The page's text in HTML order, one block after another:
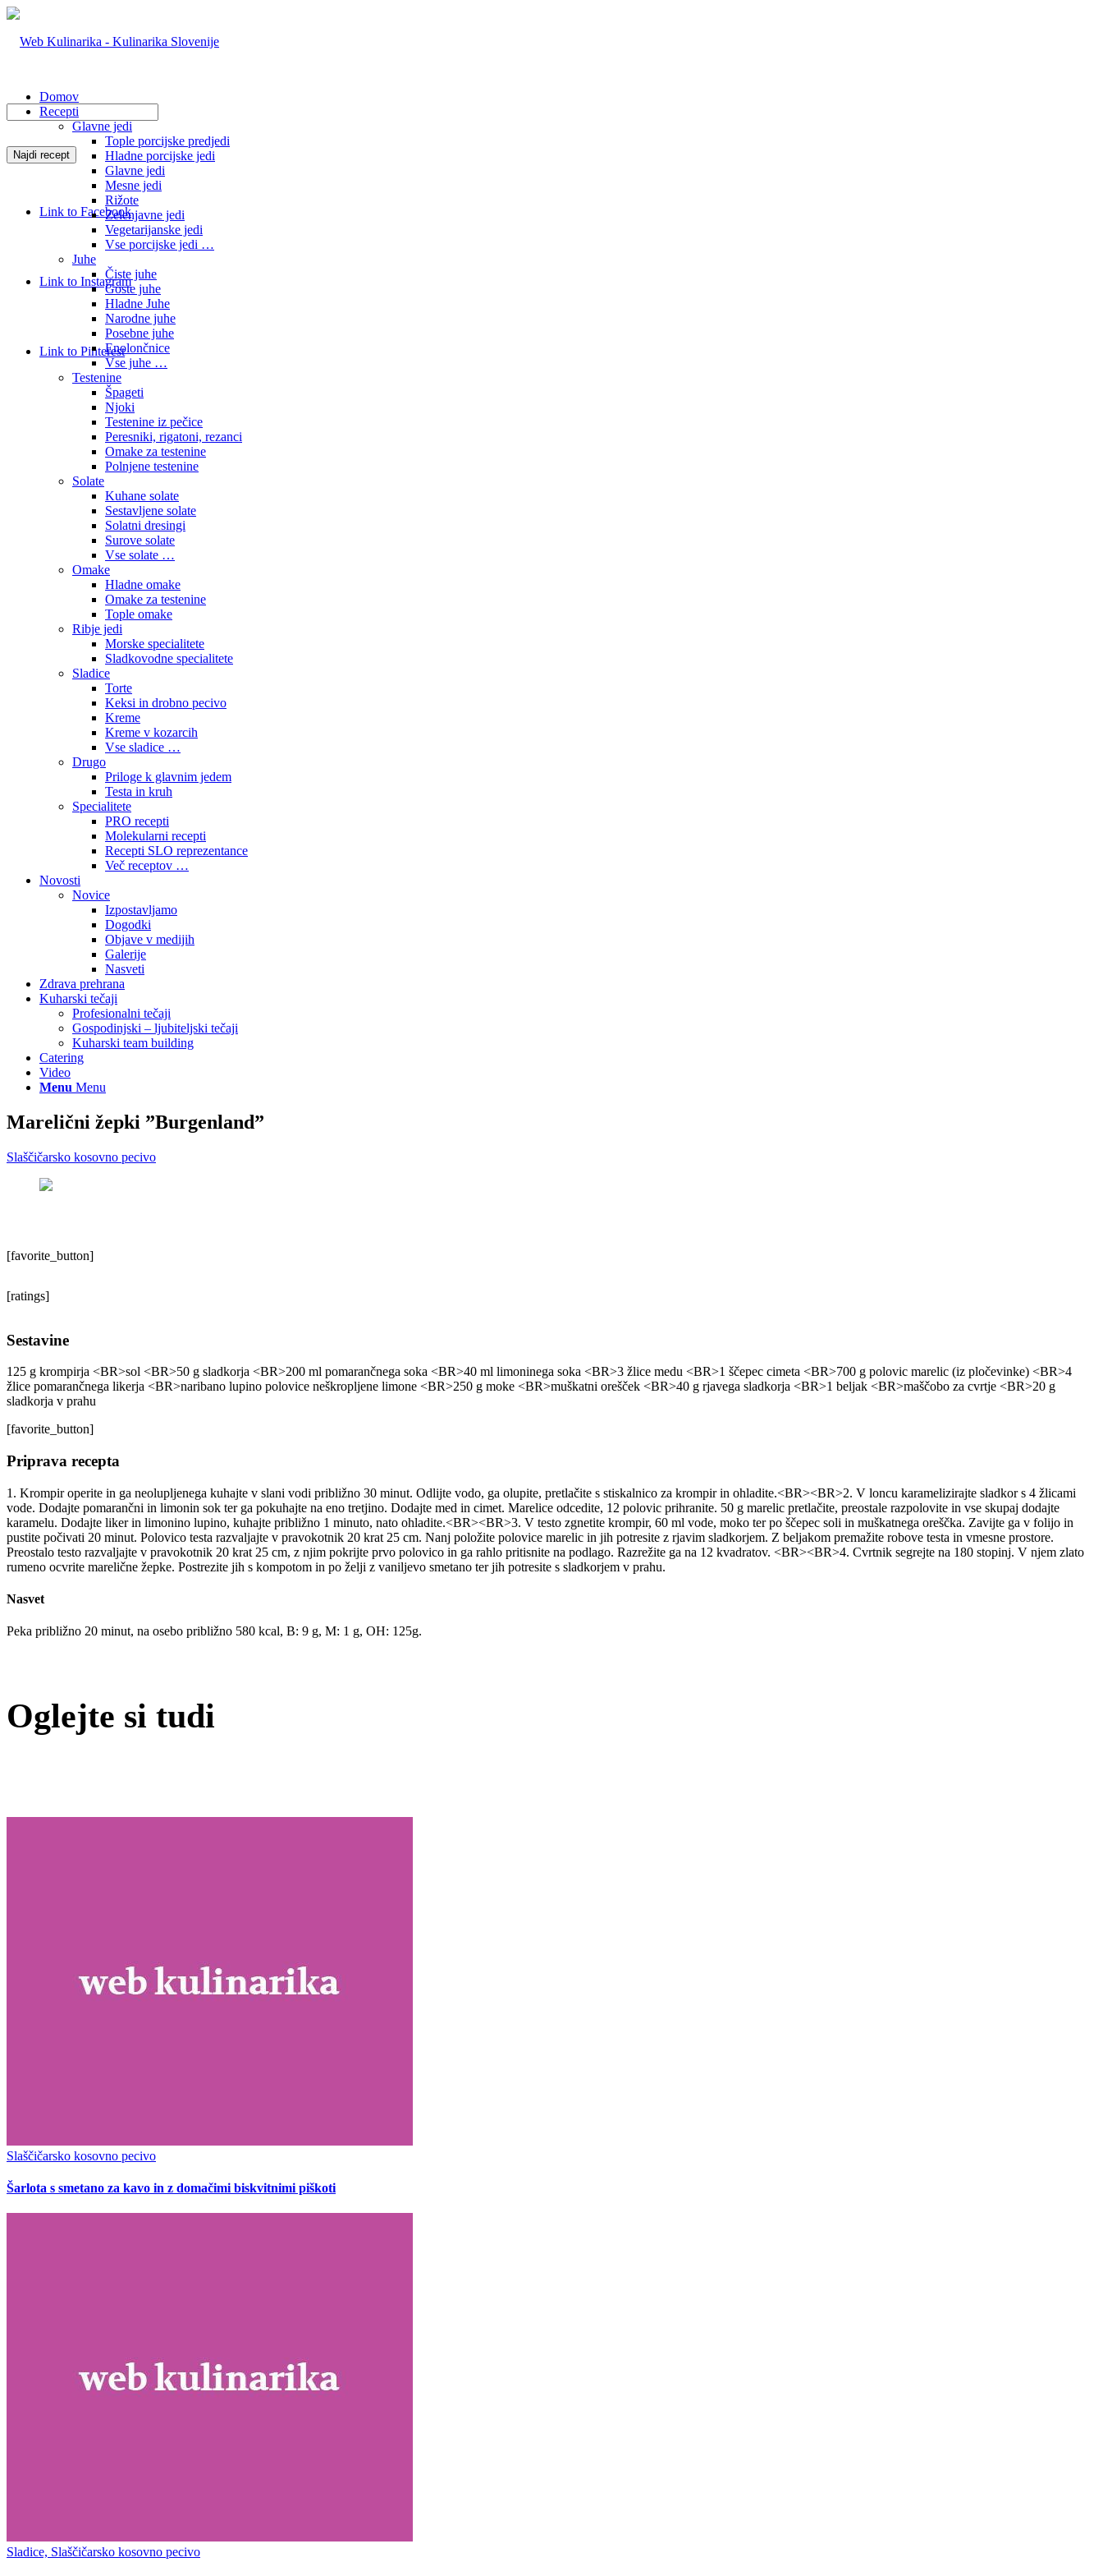
Link to Facebook
Link to Instagram
Link to Pinterest
Domov
Recepti
Glavne jedi
Tople porcijske predjedi
Hladne porcijske jedi
Glavne jedi
Mesne jedi
Rižote
Zelenjavne jedi
Vegetarijanske jedi
Vse porcijske jedi …
Juhe
Čiste juhe
Goste juhe
Hladne Juhe
Narodne juhe
Posebne juhe
Enolončnice
Vse juhe …
Testenine
Špageti
Njoki
Testenine iz pečice
Peresniki, rigatoni, rezanci
Omake za testenine
Polnjene testenine
Solate
Kuhane solate
Sestavljene solate
Solatni dresingi
Surove solate
Vse solate …
Omake
Hladne omake
Omake za testenine
Tople omake
Ribje jedi
Morske specialitete
Sladkovodne specialitete
Sladice
Torte
Keksi in drobno pecivo
Kreme
Kreme v kozarcih
Vse sladice …
Drugo
Priloge k glavnim jedem
Testa in kruh
Specialitete
PRO recepti
Molekularni recepti
Recepti SLO reprezentance
Več receptov …
Novosti
Novice
Izpostavljamo
Dogodki
Objave v medijih
Galerije
Nasveti
Zdrava prehrana
Kuharski tečaji
Profesionalni tečaji
Gospodinjski – ljubiteljski tečaji
Kuharski team building
Catering
Video
Menu Menu
Marelični žepki ”Burgenland”
Slaščičarsko kosovno pecivo
[favorite_button]
[ratings]
Sestavine
125 g krompirja <BR>sol <BR>50 g sladkorja <BR>200 ml pomarančnega soka <BR>40 ml limoninega soka <BR>3 žlice medu <BR>1 ščepec cimeta <BR>700 g polovic marelic (iz pločevinke) <BR>4
žlice pomarančnega likerja <BR>naribano lupino polovice neškropljene limone <BR>250 g moke <BR>muškatni orešček <BR>40 g rjavega sladkorja <BR>1 beljak <BR>maščobo za cvrtje <BR>20 g
sladkorja v prahu
[favorite_button]
Priprava recepta
1. Krompir operite in ga neolupljenega kuhajte v slani vodi približno 30 minut. Odlijte vodo, ga olupite, pretlačite s stiskalnico za krompir in ohladite.<BR><BR>2. V loncu karamelizirajte sladkor s 4 žlicami
vode. Dodajte pomarančni in limonin sok ter ga pokuhajte na eno tretjino. Dodajte med in cimet. Marelice odcedite, 12 polovic prihranite. 50 g marelic pretlačite, preostale razpolovite in vse skupaj dodajte
karamelu. Dodajte liker in limonino lupino, kuhajte približno 1 minuto, nato ohladite.<BR><BR>3. V testo zgnetite krompir, 60 ml vode, moko ter po ščepec soli in muškatnega oreščka. Zavijte ga v folijo in
pustite počivati 20 minut. Polovico testa razvaljajte v pravokotnik 20 krat 25 cm. Nanj položite polovice marelic in jih potresite z rjavim sladkorjem. Z beljakom premažite robove testa in vmesne prostore.
Preostalo testo razvaljajte v pravokotnik 20 krat 25 cm, z njim pokrijte prvo polovico in ga rahlo pritisnite na podlago. Razrežite ga na 12 kvadratov. <BR><BR>4. Cvrtnik segrejte na 180 stopinj. V njem zlato
rumeno ocvrite marelične žepke. Postrezite jih s kompotom in po želji z vaniljevo smetano ter jih potresite s sladkorjem v prahu.
Nasvet
Peka približno 20 minut, na osebo približno 580 kcal, B: 9 g, M: 1 g, OH: 125g.
Oglejte si tudi
Slaščičarsko kosovno pecivo
Šarlota s smetano za kavo in z domačimi biskvitnimi piškoti
Sladice, Slaščičarsko kosovno pecivo